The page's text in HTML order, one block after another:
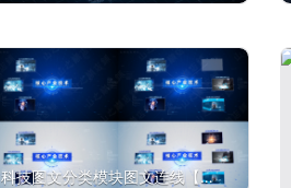
科技图文分类模块图文连线【展